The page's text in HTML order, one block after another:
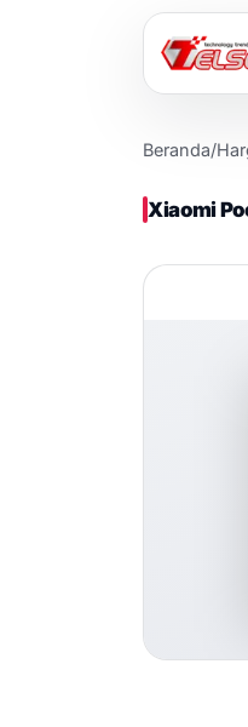
Beranda/
Xiaomi